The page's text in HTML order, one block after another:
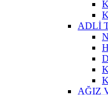
ADLİ
AĞIZ